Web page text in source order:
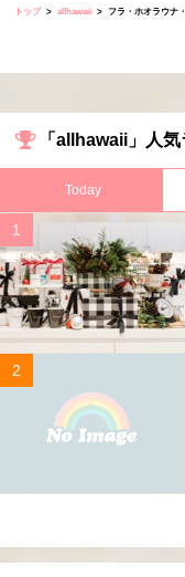
トップ allhawaii フラ・ホオラウナ
「allhawaii」人
Today